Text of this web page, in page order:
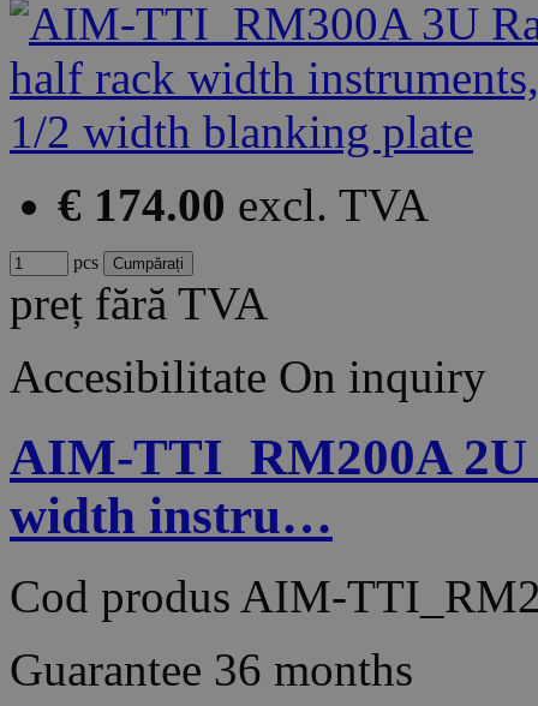
€ 174.00 excl. TVA
pcs
preț fără TVA
Accesibilitate On inquiry
AIM-TTI_RM200A
width instru…
Cod produs AIM-
Guarantee 36 months